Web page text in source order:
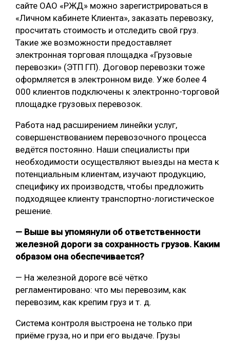
сайте ОАО «РЖД» можно зарегистрироваться в
«Личном кабинете Клиента», заказать перевозку,
просчитать стоимость и отследить свой груз.
Такие же возможности предоставляет
электронная торговая площадка «Грузовые
перевозки» (ЭТП ГП). Договор перевозки тоже
оформляется в электронном виде. Уже более 4
000 клиентов подключены к электронно-торговой
площадке грузовых перевозок.
Работа над расширением линейки услуг,
совершенствованием перевозочного процесса
ведётся постоянно. Наши специалисты при
необходимости осуществляют выезды на места к
потенциальным клиентам, изучают продукцию,
специфику их производств, чтобы предложить
подходящее клиенту транспортно-логистическое
решение.
— Выше вы упомянули об ответственности
железной дороги за сохранность грузов. Каким
образом она обеспечивается?
— На железной дороге всё чётко
регламентировано: что мы перевозим, как
перевозим, как крепим груз и т. д.
Система контроля выстроена не только при
приёме груза, но и при его выдаче. Грузы